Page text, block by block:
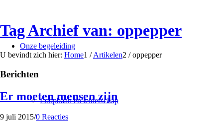
Onze begeleiding
Loopbaan en leiderschap
Tag Archief van: oppepper
U bevindt zich hier: Home1 / Artikelen2 / oppepper
Berichten
Er moeten mensen zijn
9 juli 2015/0 Reacties